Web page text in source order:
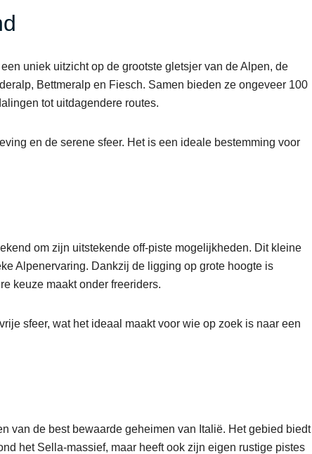
uniek uitzicht op de grootste gletsjer van de Alpen, de
Bettmeralp en Fiesch. Samen bieden ze ongeveer 100
tot uitdagendere routes.
en de serene sfeer. Het is een ideale bestemming voor
om zijn uitstekende off-piste mogelijkheden. Dit kleine
Alpenervaring. Dankzij de ligging op grote hoogte is
keuze maakt onder freeriders.
sfeer, wat het ideaal maakt voor wie op zoek is naar een
van de best bewaarde geheimen van Italië. Het gebied biedt
het Sella-massief, maar heeft ook zijn eigen rustige pistes